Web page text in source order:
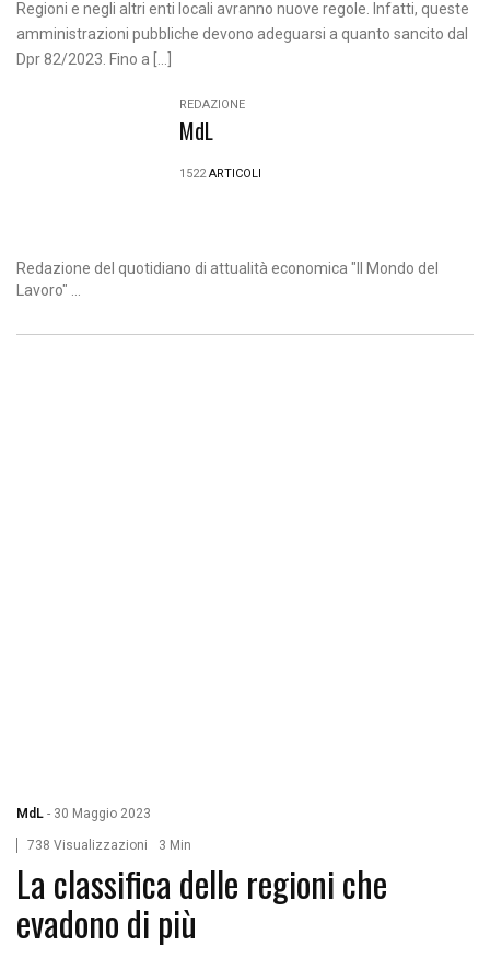
Regioni e negli altri enti locali avranno nuove regole. Infatti, queste
amministrazioni pubbliche devono adeguarsi a quanto sancito dal
Dpr 82/2023. Fino a […]
REDAZIONE
MdL
1522ARTICOLI
Redazione del quotidiano di attualità economica "Il Mondo del
Lavoro" ...
MdL - 30 Maggio 2023
738 Visualizzazioni 3 Min
La classifica delle regioni che
evadono di più